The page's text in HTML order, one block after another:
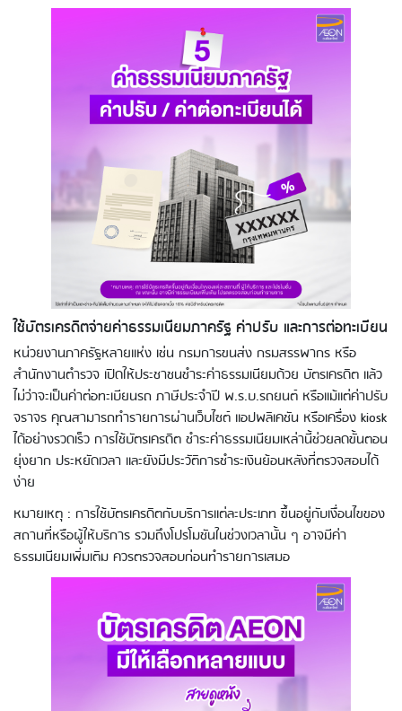
ใช้บัตรเครดิตจ่ายค่าธรรมเนียมภาครัฐ ค่าปรับ และการต่อทะเบียน
หน่วยงานภาครัฐหลายแห่ง เช่น กรมการขนส่ง กรมสรรพากร หรือ
สำนักงานตำรวจ เปิดให้ประชาชนชำระค่าธรรมเนียมด้วย บัตรเครดิต แล้ว
ไม่ว่าจะเป็นค่าต่อทะเบียนรถ ภาษีประจำปี พ.ร.บ.รถยนต์ หรือแม้แต่ค่าปรับ
จราจร คุณสามารถทำรายการผ่านเว็บไซต์ แอปพลิเคชัน หรือเครื่อง kiosk
ได้อย่างรวดเร็ว การใช้บัตรเครดิต ชำระค่าธรรมเนียมเหล่านี้ช่วยลดขั้นตอน
ยุ่งยาก ประหยัดเวลา และยังมีประวัติการชำระเงินย้อนหลังที่ตรวจสอบได้
ง่าย
หมายเหตุ : การใช้บัตรเครดิตกับบริการแต่ละประเภท ขึ้นอยู่กับเงื่อนไขของ
สถานที่หรือผู้ให้บริการ รวมถึงโปรโมชันในช่วงเวลานั้น ๆ อาจมีค่า
ธรรมเนียมเพิ่มเติม ควรตรวจสอบก่อนทำรายการเสมอ